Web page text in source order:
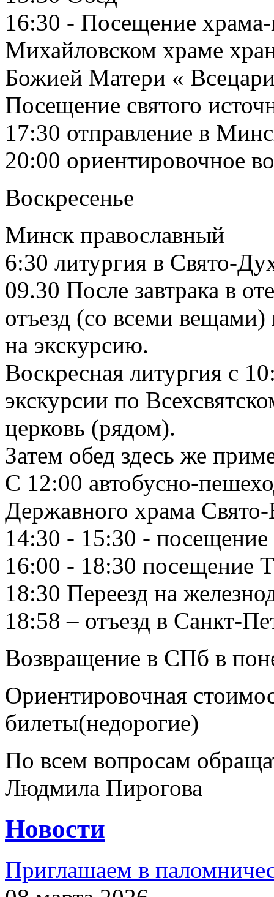
16:30 - Посещение
Михайловском храме
Божией Матери «
Посещение святого
17:30 отправление в
20:00 ориентировочное
Воскресенье
Минск православный
6:30 литургия в Свято-
09.30 После завтрака в
отъезд (со всеми
на экскурсию.
Воскресная литургия с
экскурсии по
церковь (рядом).
Затем обед здесь же
С 12:00 автобусно-
Державного храма
14:30 - 15:30 -
16:00 - 18:30 посещение
18:30 Переезд на
18:58 – отъезд в Санкт-
Возвращение в СПб в
Ориентировочная
билеты(недорогие)
По всем вопросам
Людмила Пирогова
Новости
Приглашаем в